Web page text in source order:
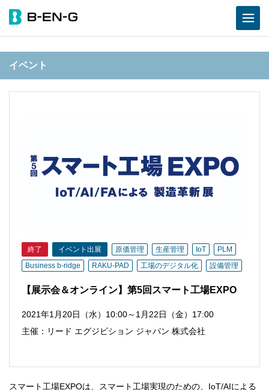
イベント
終了 イベント出展 原価管理 生産管理 IoT
PLM
Business b-ridge
RAKU-PAD 工場のデジタル化 設備管理
【展示会＆オンライン】第5回スマート工場EXPO
2021年1月20日（水）10:00～1月22日（金）17:00
主催：リード エグジビション ジャパン 株式会社
スマート工場EXPOは、スマート工場実現のための、IoT/AIによる